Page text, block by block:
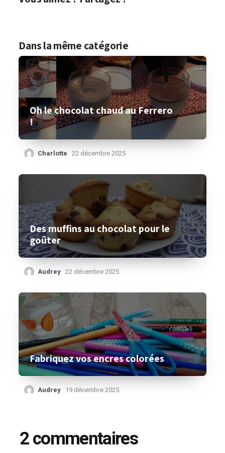
Dans la même catégorie
Oh le chocolat chaud au Ferrero
!
Charlotte 22 décembre 2025
Des muffins au chocolat pour le
goûter
Audrey 22 décembre 2025
Fabriquez vos encres colorées
Audrey 19 décembre 2025
2 commentaires